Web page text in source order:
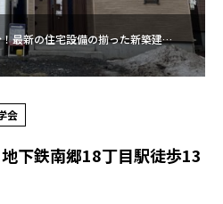
最新の住宅設備の揃った新築建…
会
下鉄南郷18丁目駅徒歩13